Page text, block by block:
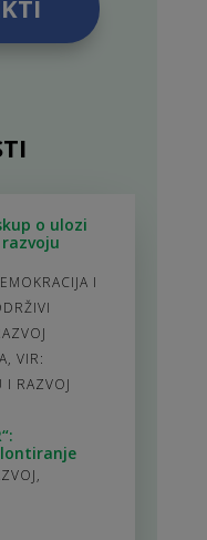
o ulozi
I
, VIR:
I RAZVOJ
,